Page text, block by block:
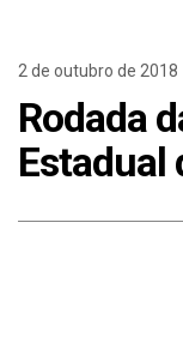
2 de outubro de 2018
Rodada
Estadual